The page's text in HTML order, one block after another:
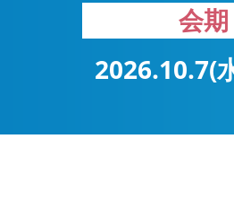
会期
2026.10.7(